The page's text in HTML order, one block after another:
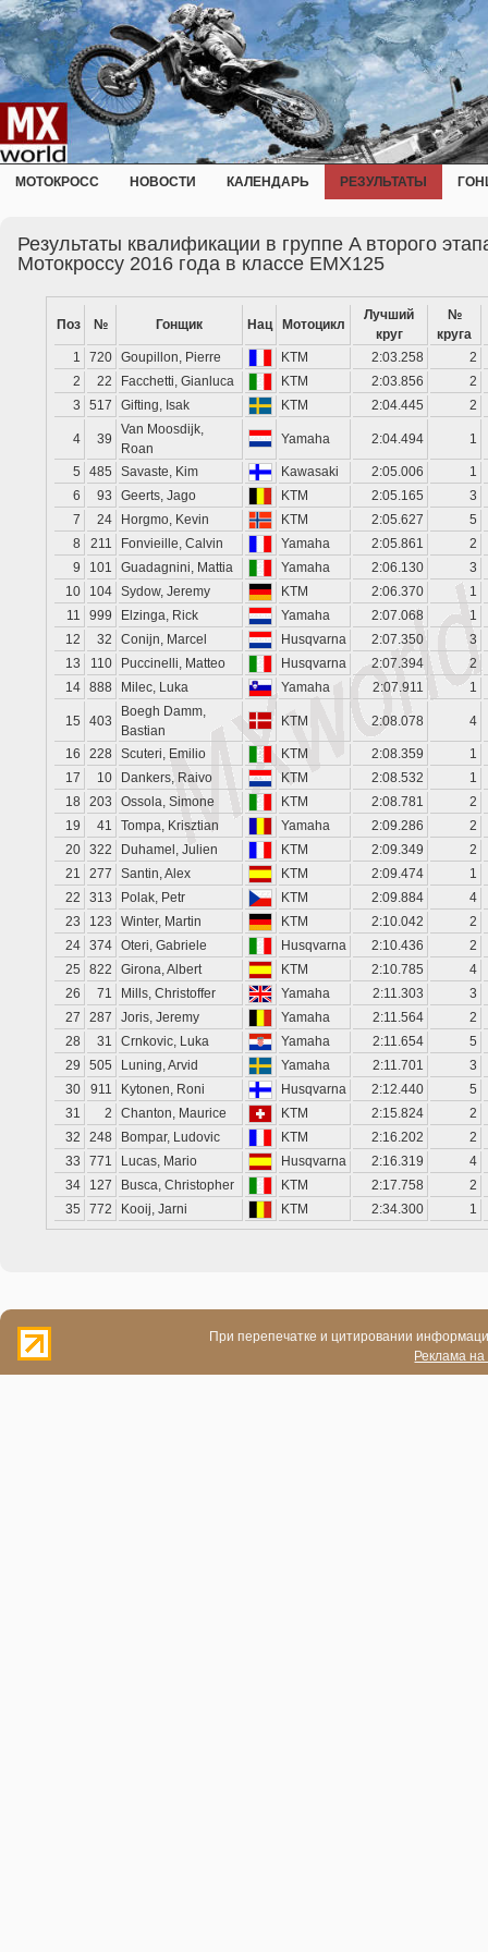
МОТОКРОСС НОВОСТИ КАЛЕНДАРЬ РЕЗУЛЬТАТЫ
Результаты квалификации в группе A второго
Мотокроссу 2016 года в классе EMX125
Поз № Гонщик Нац Мотоцикл
Лучший
круг
№
круга
1
720 Goupillon, Pierre KTM 2:03.258
2
2
22 Facchetti, Gianluca KTM 2:03.856
2
3
517 Gifting, Isak KTM 2:04.445 2
4 39
Van Moosdijk,
Roan
Yamaha 2:04.494 1
5 485 Savaste, Kim Kawasaki 2:05.006
1
6
93 Geerts, Jago KTM 2:05.165
3
7
24 Horgmo, Kevin KTM 2:05.627
5
8
211 Fonvieille, Calvin Yamaha 2:05.861
2
9
101 Guadagnini, Mattia Yamaha 2:06.130
3
10
104 Sydow, Jeremy KTM 2:06.370
1
11
999 Elzinga, Rick Yamaha 2:07.068
1
12
32 Conijn, Marcel Husqvarna 2:07.350
3
13
110 Puccinelli, Matteo Husqvarna 2:07.394
2
14 888 Milec, Luka Yamaha 2:07.911 1
15 403
Boegh Damm,
Bastian
KTM 2:08.078 4
16 228 Scuteri, Emilio KTM 2:08.359
1
17
10 Dankers, Raivo KTM 2:08.532
1
18
203 Ossola, Simone KTM 2:08.781
2
19
41 Tompa, Krisztian Yamaha 2:09.286
2
20 322 Duhamel, Julien KTM 2:09.349
2
21
277 Santin, Alex KTM 2:09.474
1
22
313 Polak, Petr KTM 2:09.884
4
23
123 Winter, Martin KTM 2:10.042
2
24 374 Oteri, Gabriele Husqvarna 2:10.436
2
25
822 Girona, Albert KTM 2:10.785
4
26
71 Mills, Christoffer Yamaha 2:11.303
3
27
287 Joris, Jeremy Yamaha 2:11.564
2
28
31 Crnkovic, Luka Yamaha 2:11.654
5
29
505 Luning, Arvid Yamaha 2:11.701
3
30
911 Kytonen, Roni Husqvarna 2:12.440
5
31
2 Chanton, Maurice KTM 2:15.824
2
32
248 Bompar, Ludovic KTM 2:16.202
2
33
771 Lucas, Mario Husqvarna 2:16.319
4
34
127 Busca, Christopher KTM 2:17.758
2
35
772 Kooij, Jarni KTM 2:34.300 1
При перепечатке и цитировании
Реклама на